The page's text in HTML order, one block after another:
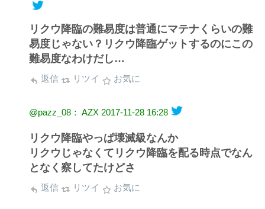
リクウ降臨の難易度は普通にマテナくらいの難
易度じゃない？リクウ降臨ゲットするのにこの
難易度なわけだし…
返信 リツイ お気に
@pazz_08： AZX 2017-11-28 16:28
リクウ降臨やっぱ壊滅級なんか
リクウじゃなくてリクウ降臨を配る時点でなん
となく察してたけどさ
返信 リツイ お気に